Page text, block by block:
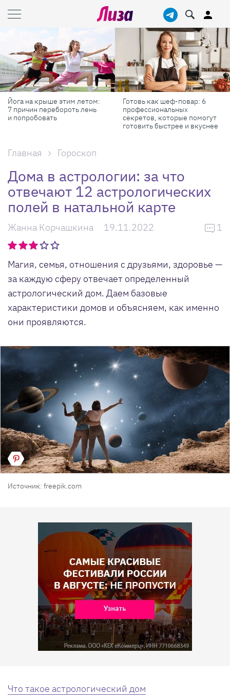
Готовь как шеф-повар: 6
профессиональных
секретов, которые помогут
Масштабные приключения:
самые красивые фестивали
России в августе
Главная Гороскоп
Дома в астрологии: за что
отвечают 12 астрологических
полей в натальной карте
Жанна Корчашкина 19.11.2022 1
Магия, семья, отношения с друзьями, здоровье —
за каждую сферу отвечает определенный
астрологический дом. Даем базовые
характеристики домов и объясняем, как именно
они проявляются.
Источник: freepik.com
Что такое астрологический дом